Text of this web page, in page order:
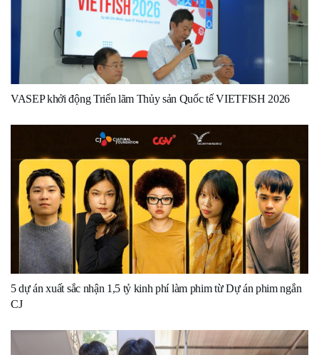
VASEP khởi động Triển lãm Thủy sản Quốc tế VIETFISH 2026
5 dự án xuất sắc nhận 1,5 tỷ kinh phí làm phim từ Dự án phim ngắn
CJ